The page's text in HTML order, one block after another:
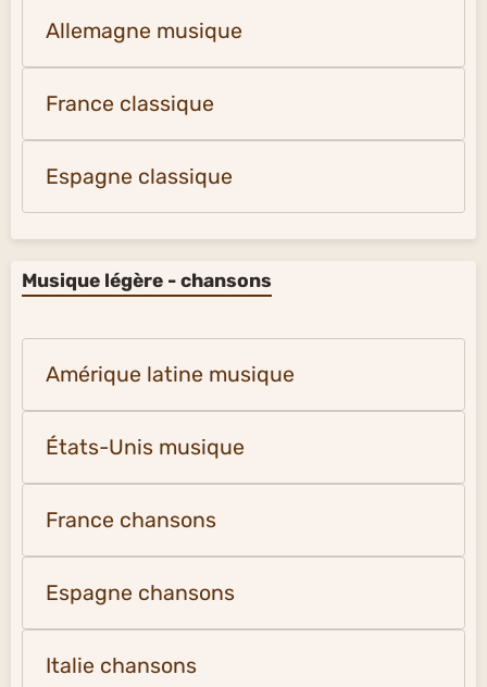
Allemagne musique
France classique
Espagne classique
Musique légère - chansons
Amérique latine musique
États-Unis musique
France chansons
Espagne chansons
Italie chansons